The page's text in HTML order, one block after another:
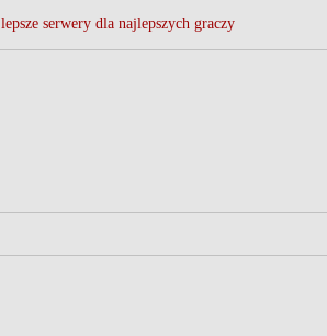
serwery dla najlepszych graczy